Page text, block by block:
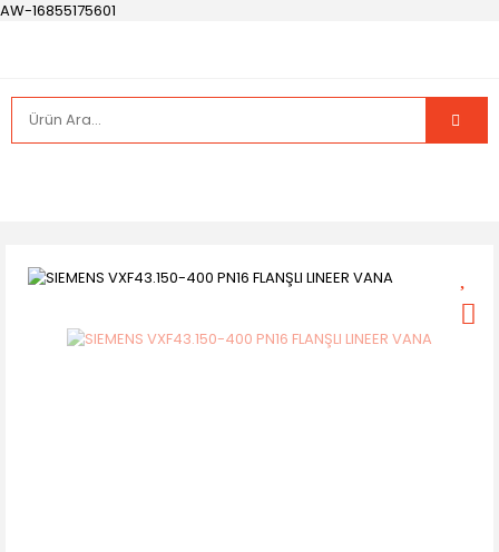
AW-16855175601